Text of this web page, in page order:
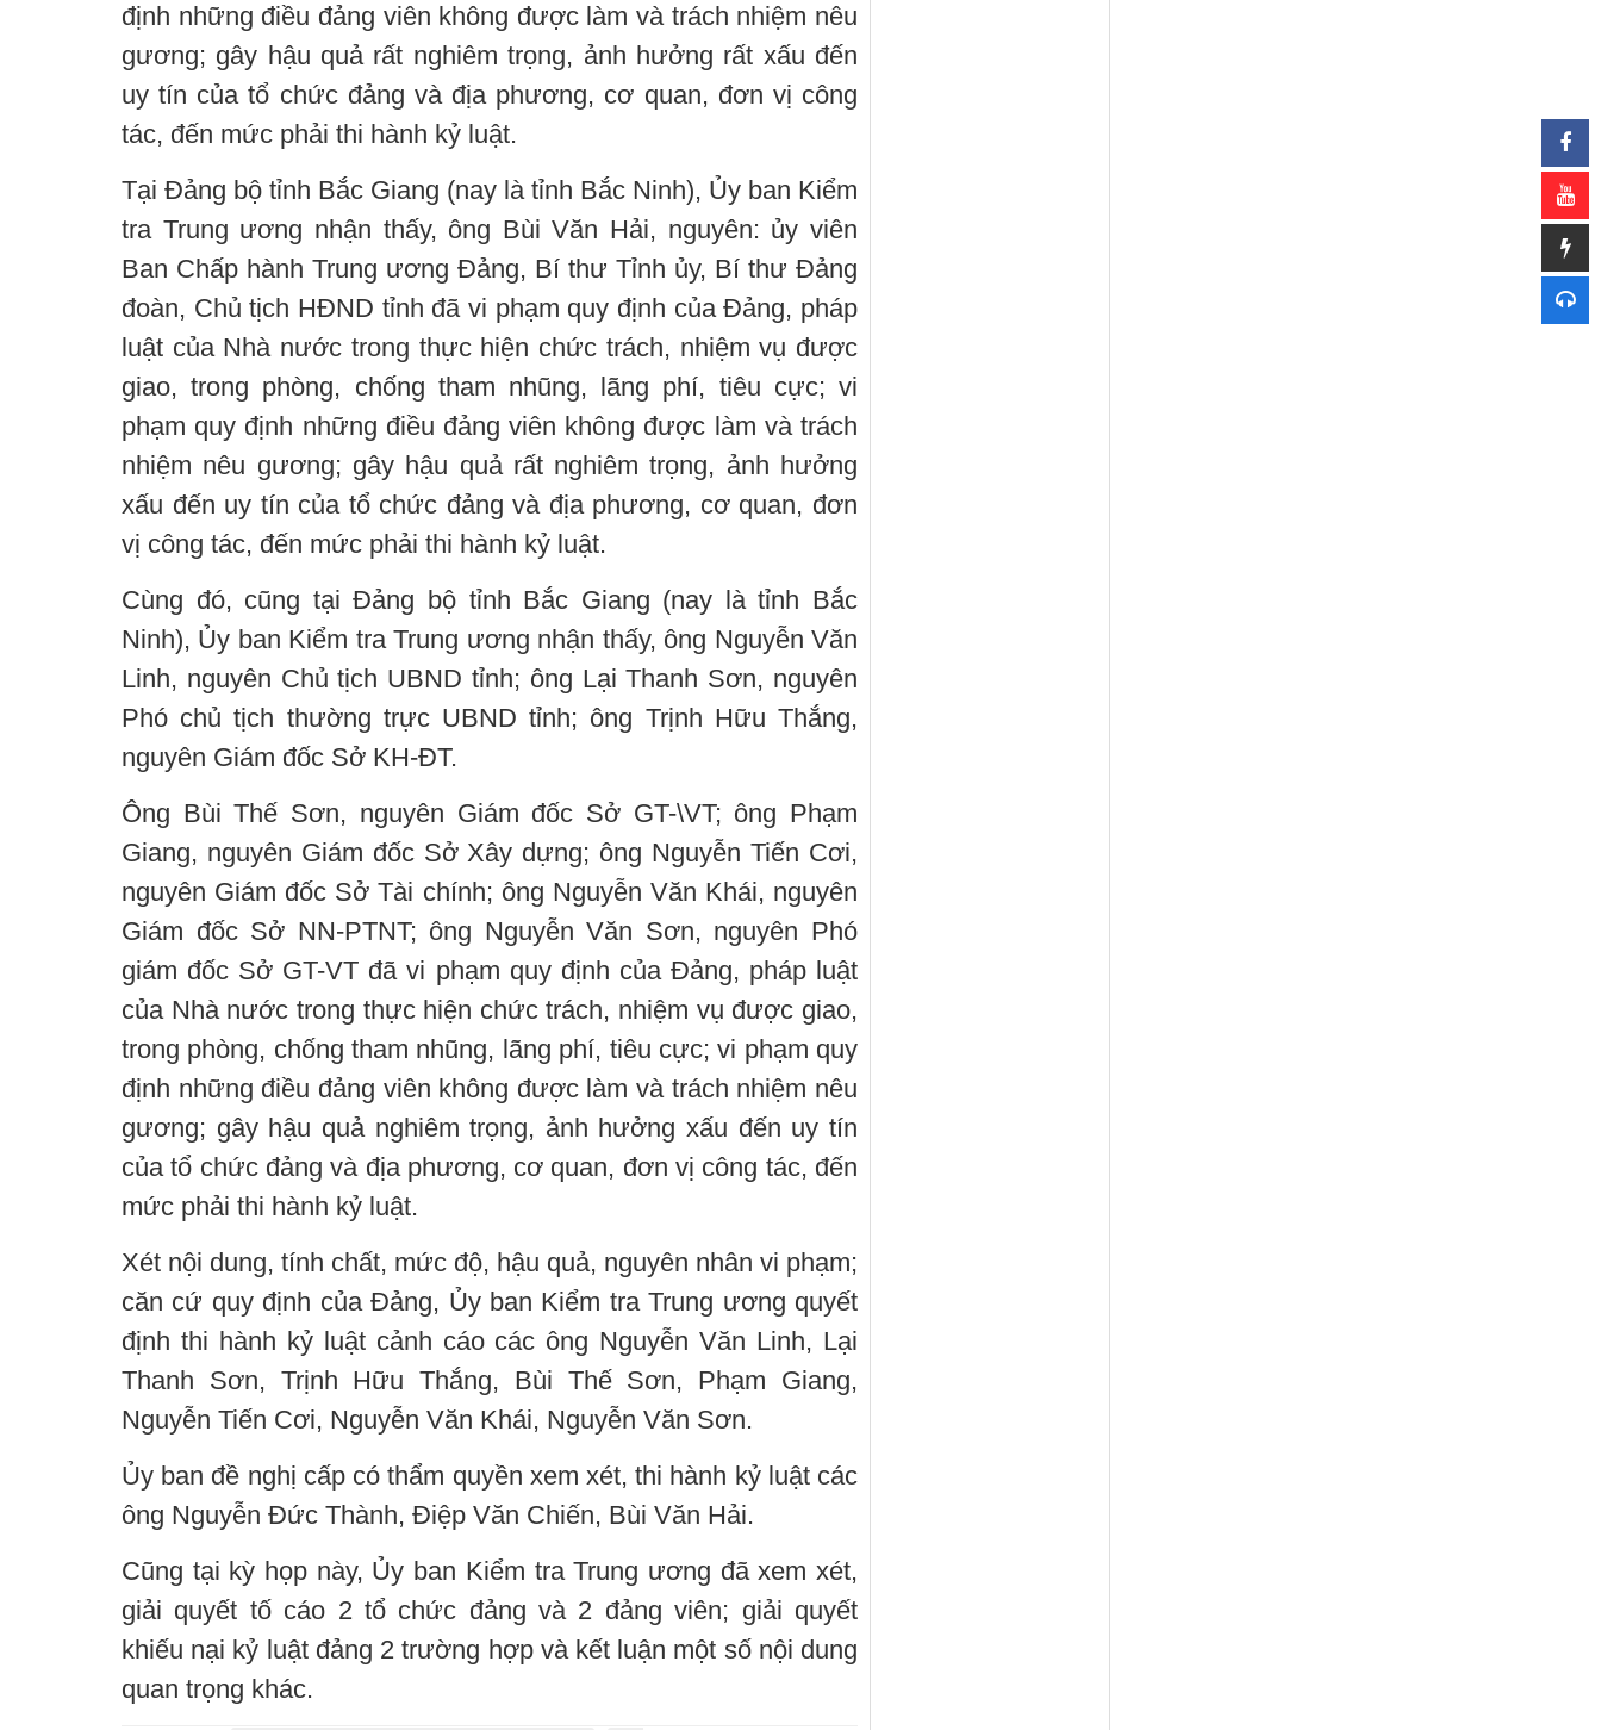
định những điều đảng viên không được làm và trách nhiệm nêu
gương; gây hậu quả rất nghiêm trọng, ảnh hưởng rất xấu đến
uy tín của tổ chức đảng và địa phương, cơ quan, đơn vị công
tác, đến mức phải thi hành kỷ luật.
Tại Đảng bộ tỉnh Bắc Giang (nay là tỉnh Bắc Ninh), Ủy ban Kiểm
tra Trung ương nhận thấy, ông Bùi Văn Hải, nguyên: ủy viên
Ban Chấp hành Trung ương Đảng, Bí thư Tỉnh ủy, Bí thư Đảng
đoàn, Chủ tịch HĐND tỉnh đã vi phạm quy định của Đảng, pháp
luật của Nhà nước trong thực hiện chức trách, nhiệm vụ được
giao, trong phòng, chống tham nhũng, lãng phí, tiêu cực; vi
phạm quy định những điều đảng viên không được làm và trách
nhiệm nêu gương; gây hậu quả rất nghiêm trọng, ảnh hưởng
xấu đến uy tín của tổ chức đảng và địa phương, cơ quan, đơn
vị công tác, đến mức phải thi hành kỷ luật.
Cùng đó, cũng tại Đảng bộ tỉnh Bắc Giang (nay là tỉnh Bắc
Ninh), Ủy ban Kiểm tra Trung ương nhận thấy, ông Nguyễn Văn
Linh, nguyên Chủ tịch UBND tỉnh; ông Lại Thanh Sơn, nguyên
Phó chủ tịch thường trực UBND tỉnh; ông Trịnh Hữu Thắng,
nguyên Giám đốc Sở KH-ĐT.
Ông Bùi Thế Sơn, nguyên Giám đốc Sở GT-\VT; ông Phạm
Giang, nguyên Giám đốc Sở Xây dựng; ông Nguyễn Tiến Cơi,
nguyên Giám đốc Sở Tài chính; ông Nguyễn Văn Khái, nguyên
Giám đốc Sở NN-PTNT; ông Nguyễn Văn Sơn, nguyên Phó
giám đốc Sở GT-VT đã vi phạm quy định của Đảng, pháp luật
của Nhà nước trong thực hiện chức trách, nhiệm vụ được giao,
trong phòng, chống tham nhũng, lãng phí, tiêu cực; vi phạm quy
định những điều đảng viên không được làm và trách nhiệm nêu
gương; gây hậu quả nghiêm trọng, ảnh hưởng xấu đến uy tín
của tổ chức đảng và địa phương, cơ quan, đơn vị công tác, đến
mức phải thi hành kỷ luật.
Xét nội dung, tính chất, mức độ, hậu quả, nguyên nhân vi phạm;
căn cứ quy định của Đảng, Ủy ban Kiểm tra Trung ương quyết
định thi hành kỷ luật cảnh cáo các ông Nguyễn Văn Linh, Lại
Thanh Sơn, Trịnh Hữu Thắng, Bùi Thế Sơn, Phạm Giang,
Nguyễn Tiến Cơi, Nguyễn Văn Khái, Nguyễn Văn Sơn.
Ủy ban đề nghị cấp có thẩm quyền xem xét, thi hành kỷ luật các
ông Nguyễn Đức Thành, Điệp Văn Chiến, Bùi Văn Hải.
Cũng tại kỳ họp này, Ủy ban Kiểm tra Trung ương đã xem xét,
giải quyết tố cáo 2 tổ chức đảng và 2 đảng viên; giải quyết
khiếu nại kỷ luật đảng 2 trường hợp và kết luận một số nội dung
quan trọng khác.